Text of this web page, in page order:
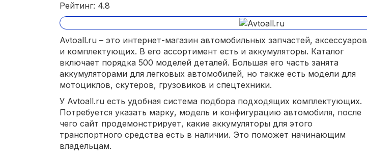
Рейтинг: 4.8
Avtoall.ru – это интернет-магазин автомобильных запчастей, аксессуаров
и комплектующих. В его ассортимент есть и аккумуляторы. Каталог
включает порядка 500 моделей деталей. Большая его часть занята
аккумуляторами для легковых автомобилей, но также есть модели для
мотоциклов, скутеров, грузовиков и спецтехники.
У Avtoall.ru есть удобная система подбора подходящих комплектующих.
Потребуется указать марку, модель и конфигурацию автомобиля, после
чего сайт продемонстрирует, какие аккумуляторы для этого
транспортного средства есть в наличии. Это поможет начинающим
владельцам.